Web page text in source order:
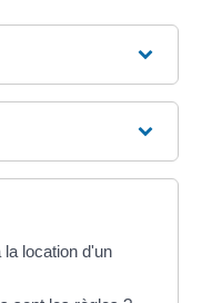
la location d'un